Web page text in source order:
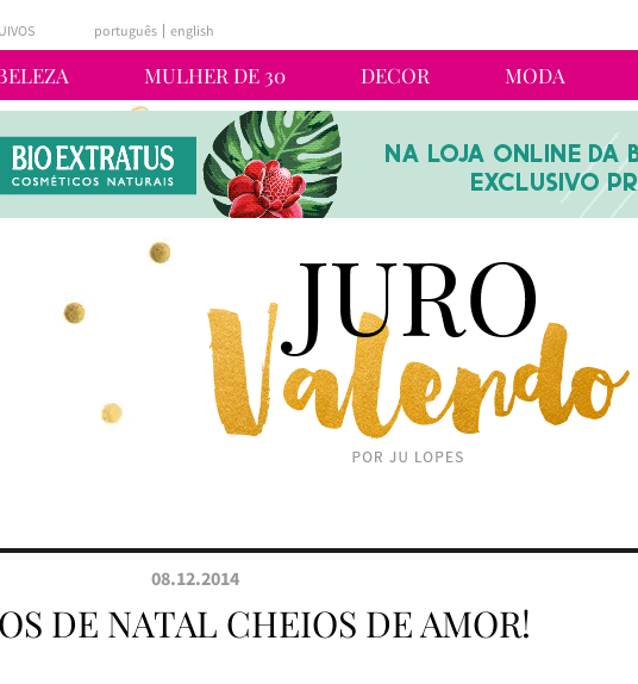
MULHER DE 30 DECOR MODA
português english
08.12.2014
DE NATAL CHEIOS DE AMOR!